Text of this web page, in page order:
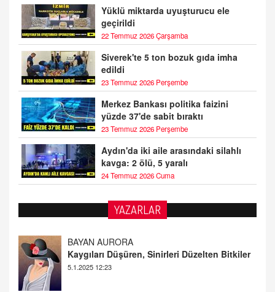
Yüklü miktarda uyuşturucu ele
geçirildi
22 Temmuz 2026 Çarşamba
Siverek'te 5 ton bozuk gıda imha
edildi
23 Temmuz 2026 Perşembe
Merkez Bankası politika faizini
yüzde 37'de sabit bıraktı
23 Temmuz 2026 Perşembe
Aydın'da iki aile arasındaki silahlı
kavga: 2 ölü, 5 yaralı
24 Temmuz 2026 Cuma
YAZARLAR
DOKTOR CİVANIM
Mastürbasyon ve Tatmin: Bir Keşif Yolculuğu
13.11.2024 22:51